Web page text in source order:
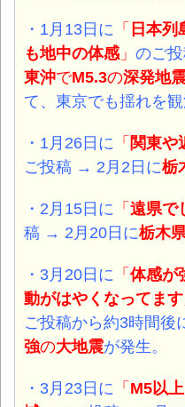
・1月13日 に 「 日本列
も地中の体感 」 のご
東沖でM5.3の深発地
て、東京でも揺れを観
・1月26日 に 「 関東や
ご投稿 → 2月2日に栃
・2月15日 に 「 遠県で
稿 → 2月20日に栃木
・3月20日 に 「 体感が
動がはやくなってます
ご投稿から約3時間後
強の大地震が発生。
・3月23日 に 「 M5以上